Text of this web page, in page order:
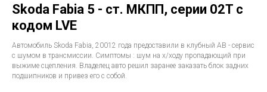
Skoda Fabia 5 - ст. МКПП, серии 02T с
кодом LVE
Автомобиль Skoda Fabia, 20012 года предоставили в клубный АВ - сервис
с шумом в трансмиссии. Симптомы : шум на х/ходу пропадающий при
выжиме сцепления. Владелец авто решил заранее заказать блок задних
подшипников и привез его с собой.